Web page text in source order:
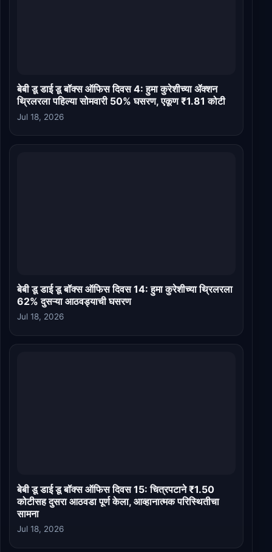
बेबी डू डाई डू बॉक्स ऑफिस दिवस 4: हुमा कुरेशीच्या ॲक्शन
थ्रिलरला पहिल्या सोमवारी 50% घसरण, एकूण ₹1.81 कोटी
Jul 18, 2026
बेबी डू डाई डू बॉक्स ऑफिस दिवस 14: हुमा कुरेशीच्या थ्रिलरला
62% दुसऱ्या आठवड्याची घसरण
Jul 18, 2026
बेबी डू डाई डू बॉक्स ऑफिस दिवस 15: चित्रपटाने ₹1.50
कोटीसह दुसरा आठवडा पूर्ण केला, आव्हानात्मक परिस्थितीचा
सामना
Jul 18, 2026